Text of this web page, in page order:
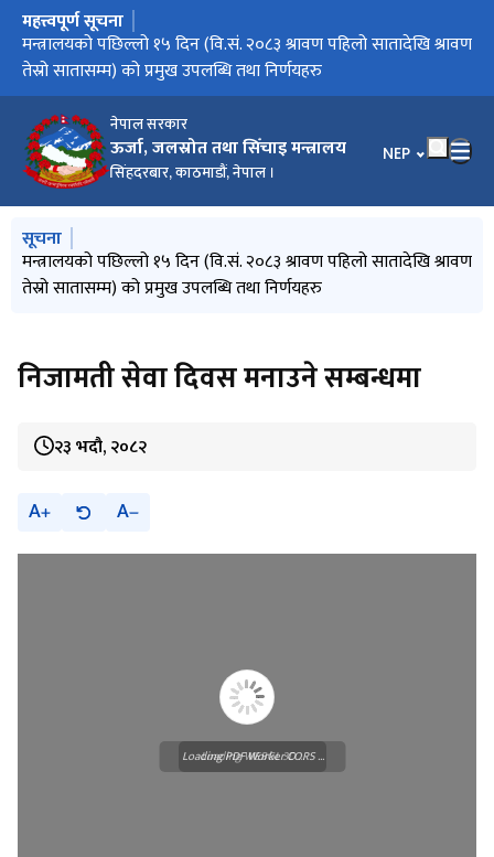
नेपाल सरकार
ऊर्जा, जलस्रोत तथा सिँचाइ मन्त्रालय
सिंहदरबार, काठमाडौं, नेपाल ।
भाषा चयन गर्नुहोस्
NEP
मुख्य नेभिगेसनमा जानुहोस्
महत्त्वपूर्ण सूचना
मिति २०८३/०३/३२ को निर्णयानुसार मन्त्रालय अन्तर्गतका निकायहरुको
स्वीकृत संगठन संरचना
मन्त्रालयको पछिल्लो १५ दिन (वि.सं. २०८३ श्रावण पहिलो सातादेखि श्रावण
तेस्रो सातासम्म) को प्रमुख उपलब्धि तथा निर्णयहरु
विद्युत सेवा सम्बन्धी गुनासो सम्बोधन गर्ने व्यवस्था मिलाइएको सम्बन्धमा
गुनासो सम्बोधन गर्ने व्यवस्था मिलाइएको सम्बन्धमा
वार्षिक विकास कार्यक्रम (आ.व. २०८३/८४)
मुख्य नेभिगेसनमा जानुहोस्
सूचना
मिति २०८३/०३/३२ को निर्णयानुसार मन्त्रालय अन्तर्गतका निकायहरुको
स्वीकृत संगठन संरचना
मन्त्रालयको पछिल्लो १५ दिन (वि.सं. २०८३ श्रावण पहिलो सातादेखि श्रावण
तेस्रो सातासम्म) को प्रमुख उपलब्धि तथा निर्णयहरु
विद्युत सेवा सम्बन्धी गुनासो सम्बोधन गर्ने व्यवस्था मिलाइएको सम्बन्धमा
गुनासो सम्बोधन गर्ने व्यवस्था मिलाइएको सम्बन्धमा
वार्षिक विकास कार्यक्रम (आ.व. २०८३/८४)
निजामती सेवा दिवस मनाउने सम्बन्धमा
२३ भदौ, २०८२
A A
Loading WEBGL 3D ...
Loading PDF Worker CORS ...